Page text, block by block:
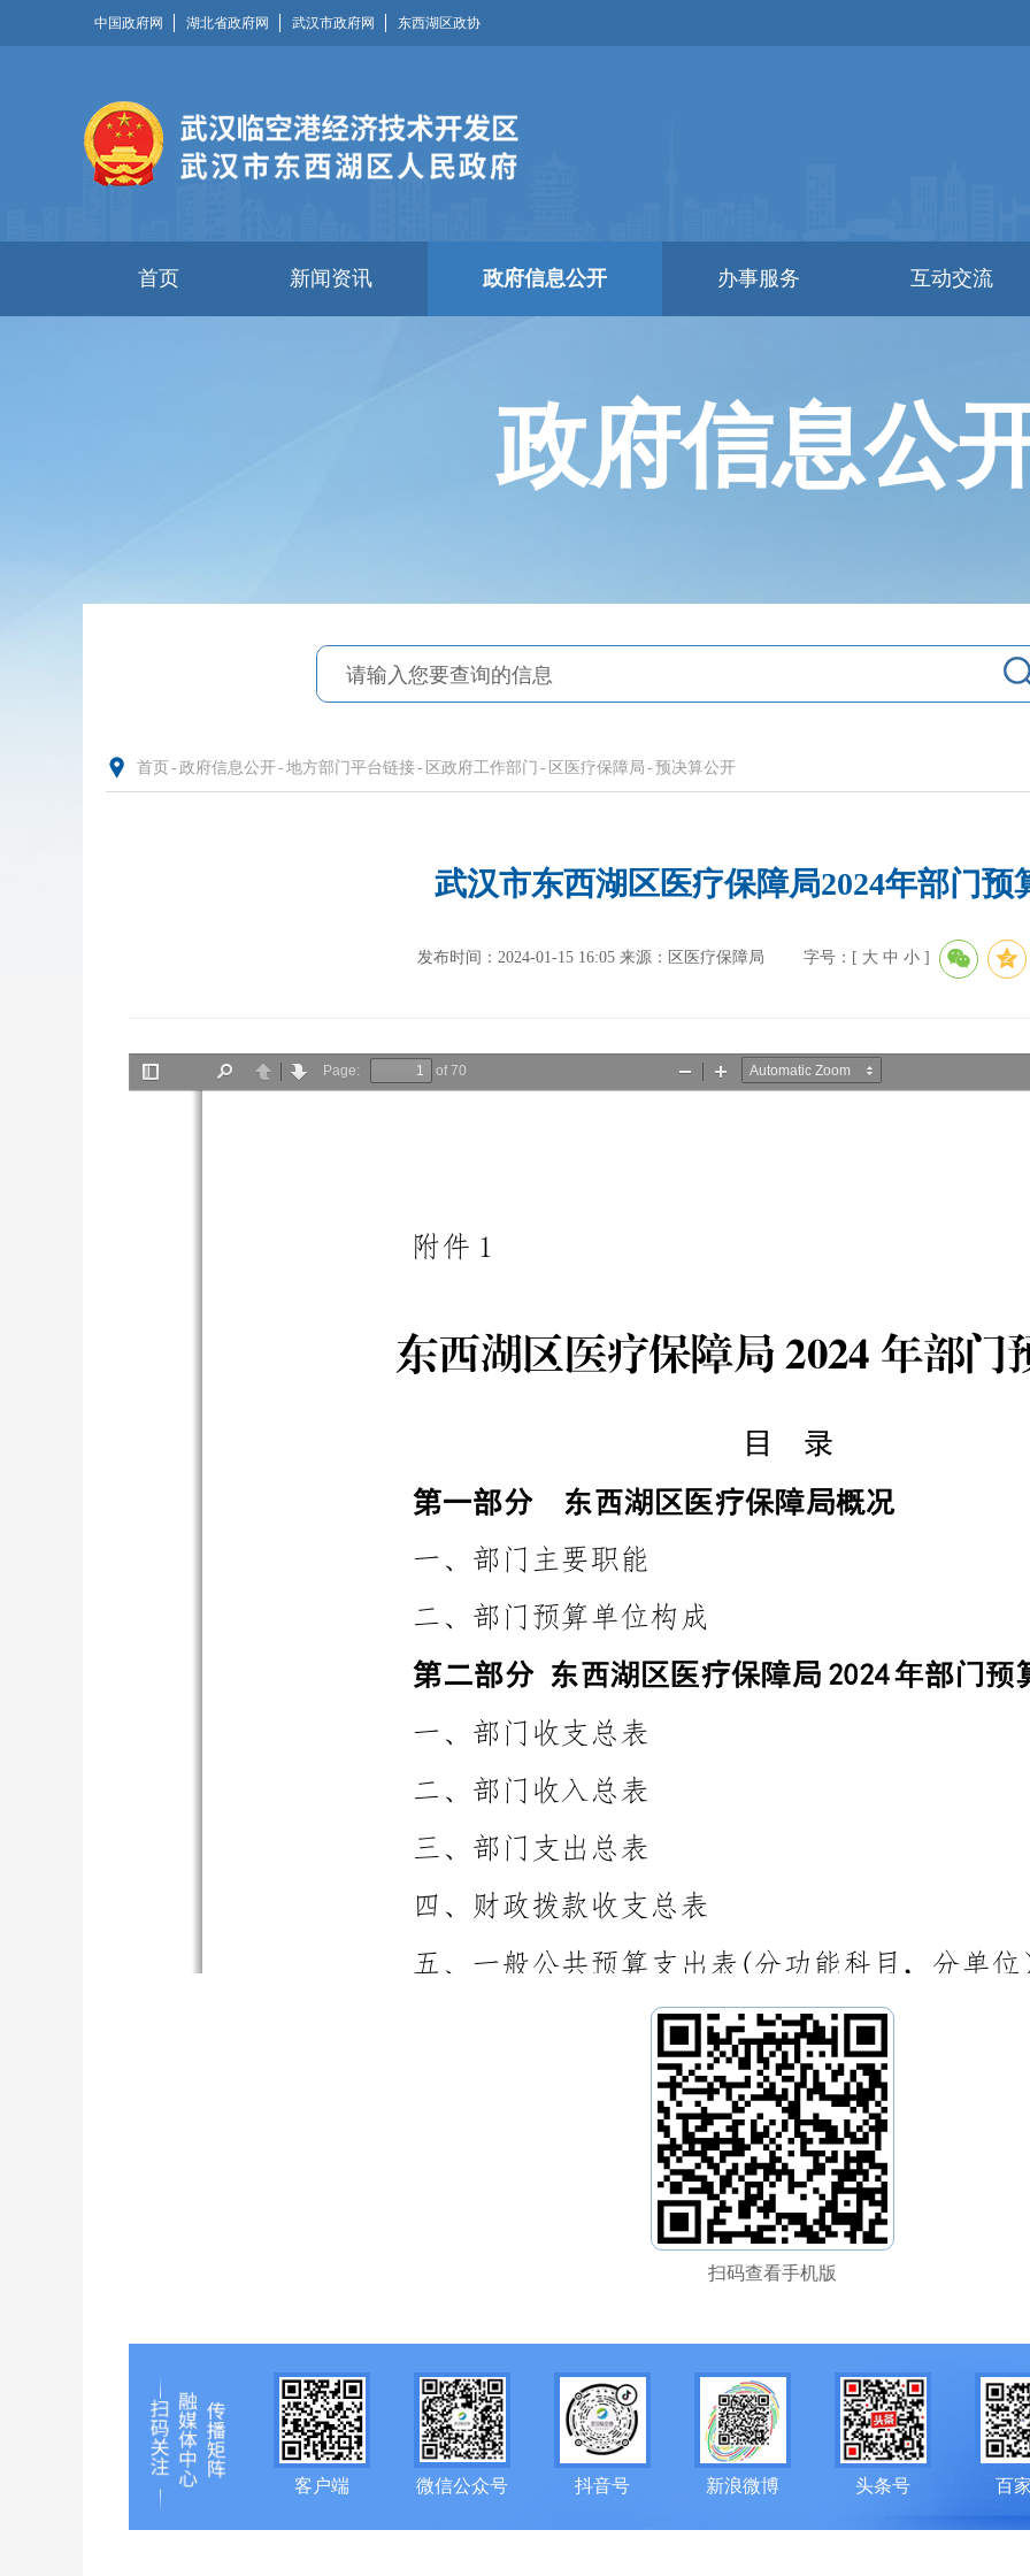
中国政府网 湖北省政府网 武汉市政府网 东西湖区政协
首页 新闻资讯 政府信息公开 办事服务 互动交流
政府信息公
首页 - 政府信息公开- 地方部门平台链接- 区政府工作部门 - 区医疗保障局 - 预决算公开
武汉市东西湖区医疗保障局2024年部门预
发布时间：2024-01-15 16:05 来源：区医疗保障局 字号：[ 大 中 小 ]
扫码查看手机版
客户端 微信公众号 抖音号 新浪微博 头条号 百